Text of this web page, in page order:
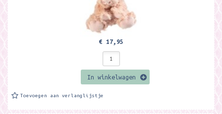
€ 17,95
In winkelwagen
Toevoegen aan verlanglijstje